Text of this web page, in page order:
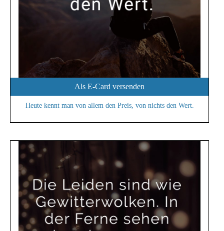
Als E-Card versenden
Heute kennt man von allem den Preis, von nichts den Wert.